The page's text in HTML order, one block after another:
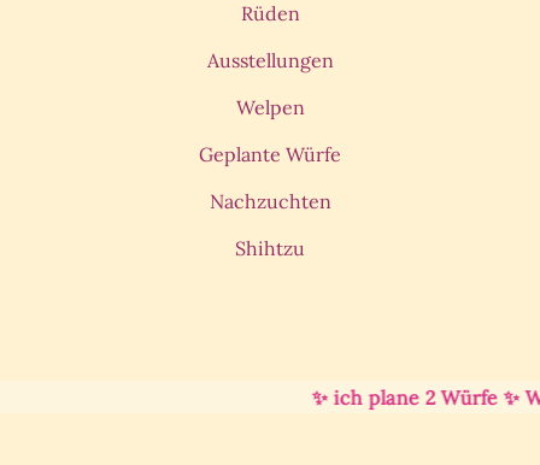
Rüden
Ausstellungen
Welpen
Geplante Würfe
Nachzuchten
Shihtzu
✨ ich plane 2 Würfe ✨